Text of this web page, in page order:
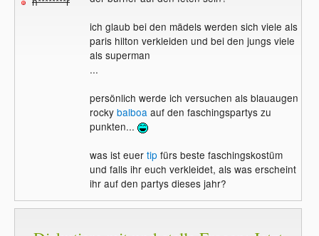
ich glaub bei den mädels werden sich viele als
paris hilton verkleiden und bei den jungs viele
als superman
...
persönlich werde ich versuchen als blauaugen
rocky balboa auf den faschingspartys zu
punkten...
was ist euer tip fürs beste faschingskostüm
und falls ihr euch verkleidet, als was erscheint
ihr auf den partys dieses jahr?